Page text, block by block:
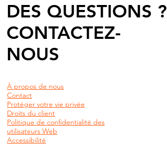
DES QUESTIONS ?
CONTACTEZ-
NOUS
À propos de nous
Contact
Protéger votre vie privée
Droits du client
Politique de confidentialité des
utilisateurs Web
Accessibilité